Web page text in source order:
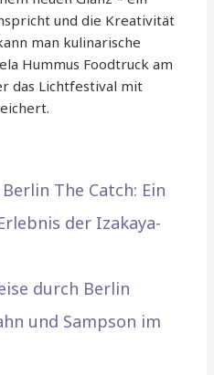
und die Kreativität
man kulinarische
Hummus Foodtruck am
das Lichtfestival mit
The Catch: Ein
der Izakaya-
durch Berlin
und Sampson im